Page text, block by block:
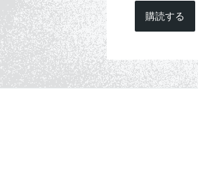
購読する